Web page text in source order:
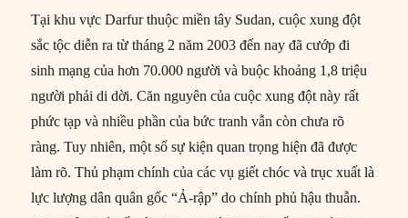
lực lượng dân quân gốc “Ả-rập” do chính phủ hậu thuẫn.
Nạn nhân chủ yếu là những người da đen gốc Phi của ba
bộ lạc. Cuộc khủng hoảng này hiện là thảm họa nhân đạo
lớn nhất hành tinh.Continue reading“#43 – Darfur và cuộc tranh
Author
NCQT
Posted
on
13/08/2013 Categories
An ninh quốc tế ,Biên dịch,Các
vấn đề toàn cầu,Luật pháp quốc tế,Tây Á - Châu Phi
Tags
diệt chủng,Dương Mai Hương, Foreign Affairs ,Phạm
Thủy Tiên
Scott Straus 0 Comments